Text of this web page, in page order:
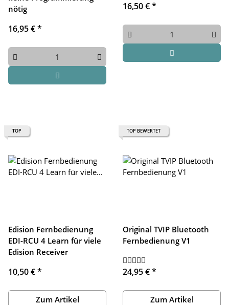
nötig
16,95 €*
16,50 €*
TOP
Edision Fernbedienung
EDI-RCU 4 Learn für viele
Edision Receiver
10,50 €*
Zum Artikel
TOP BEWERTET
Original TVIP Bluetooth
Fernbedienung V1
24,95 €*
Zum Artikel